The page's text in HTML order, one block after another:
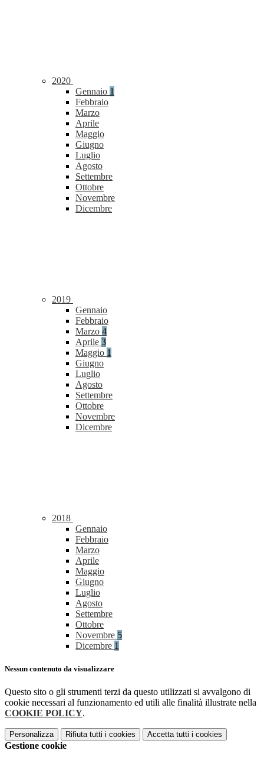
2020
Gennaio 1
Febbraio
Marzo
Aprile
Maggio
Giugno
Luglio
Agosto
Settembre
Ottobre
Novembre
Dicembre
2019
Gennaio
Febbraio
Marzo 4
Aprile 3
Maggio 1
Giugno
Luglio
Agosto
Settembre
Ottobre
Novembre
Dicembre
2018
Gennaio
Febbraio
Marzo
Aprile
Maggio
Giugno
Luglio
Agosto
Settembre
Ottobre
Novembre 5
Dicembre 1
Nessun contenuto da visualizzare
Questo sito o gli strumenti terzi da questo utilizzati si avvalgono di
cookie necessari al funzionamento ed utili alle finalità illustrate nella
COOKIE POLICY.
Personalizza Rifiuta tutti i cookies Accetta tutti i cookies
Gestione cookie